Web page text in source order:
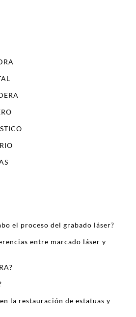
el proceso del grabado láser?
entre marcado láser y
la restauración de estatuas y